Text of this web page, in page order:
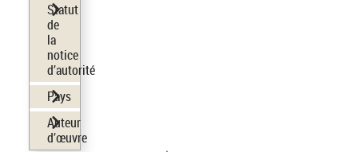
Statut
de
la
notice
d’autorité
Pays
Auteur
d’œuvre